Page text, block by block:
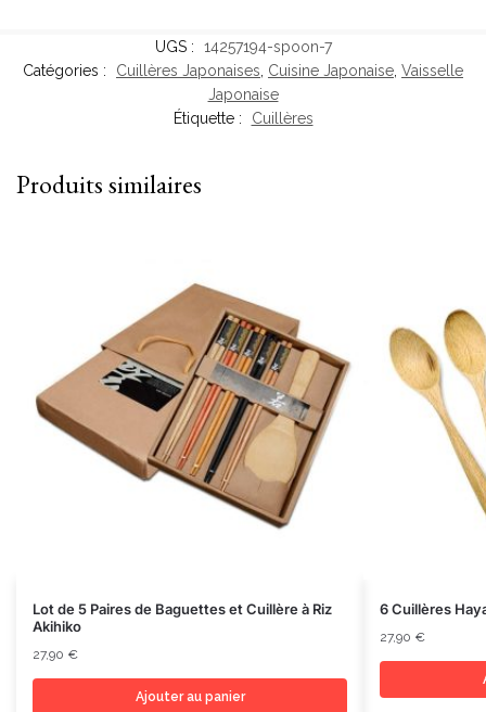
UGS :
14257194-spoon-7
Catégories :
Cuillères Japonaises Cuisine Japonaise Vaisselle
Japonaise
Étiquette :
Cuillères
Produits similaires
Lot de 5 Paires de Baguettes et Cuillère à Riz
Akihiko
27,90 €
Ajouter au panier
6 Cuillères
27,90 €